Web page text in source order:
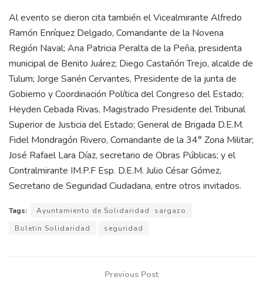
Al evento se dieron cita también el Vicealmirante Alfredo
Ramón Enríquez Delgado, Comandante de la Novena
Región Naval; Ana Patricia Peralta de la Peña, presidenta
municipal de Benito Juárez; Diego Castañón Trejo, alcalde de
Tulum; Jorge Sanén Cervantes, Presidente de la junta de
Gobierno y Coordinación Política del Congreso del Estado;
Heyden Cebada Rivas, Magistrado Presidente del Tribunal
Superior de Justicia del Estado; General de Brigada D.E.M.
Fidel Mondragón Rivero, Comandante de la 34° Zona Militar;
José Rafael Lara Díaz, secretario de Obras Públicas; y el
Contralmirante IM.P.F Esp. D.E.M. Julio César Gómez,
Secretario de Seguridad Ciudadana, entre otros invitados.
Tags:
Ayuntamiento de Solidaridad sargazo
Boletin Solidaridad
seguridad
Previous Post